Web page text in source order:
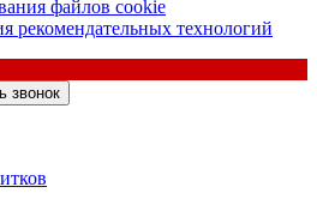
файлов cookie
рекомендательных технологий
звонок